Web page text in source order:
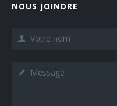
NOUS JOINDRE